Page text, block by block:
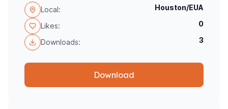
Local:
Houston/EUA
Likes: 0
Downloads: 3
Download